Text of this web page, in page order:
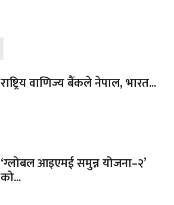
राष्ट्रिय वाणिज्य बैंकले नेपाल, भारत...
‘ग्लोबल आइएमई समुन्न योजना–२’
को...